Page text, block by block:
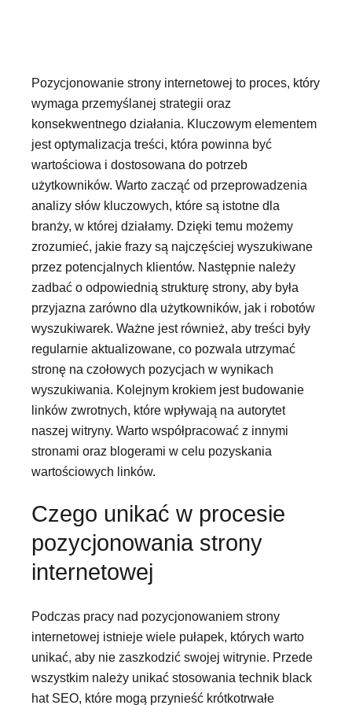
Pozycjonowanie strony internetowej to proces, który
wymaga przemyślanej strategii oraz
konsekwentnego działania. Kluczowym elementem
jest optymalizacja treści, która powinna być
wartościowa i dostosowana do potrzeb
użytkowników. Warto zacząć od przeprowadzenia
analizy słów kluczowych, które są istotne dla
branży, w której działamy. Dzięki temu możemy
zrozumieć, jakie frazy są najczęściej wyszukiwane
przez potencjalnych klientów. Następnie należy
zadbać o odpowiednią strukturę strony, aby była
przyjazna zarówno dla użytkowników, jak i robotów
wyszukiwarek. Ważne jest również, aby treści były
regularnie aktualizowane, co pozwala utrzymać
stronę na czołowych pozycjach w wynikach
wyszukiwania. Kolejnym krokiem jest budowanie
linków zwrotnych, które wpływają na autorytet
naszej witryny. Warto współpracować z innymi
stronami oraz blogerami w celu pozyskania
wartościowych linków.
Czego unikać w procesie
pozycjonowania strony
internetowej
Podczas pracy nad pozycjonowaniem strony
internetowej istnieje wiele pułapek, których warto
unikać, aby nie zaszkodzić swojej witrynie. Przede
wszystkim należy unikać stosowania technik black
hat SEO, które mogą przynieść krótkotrwałe